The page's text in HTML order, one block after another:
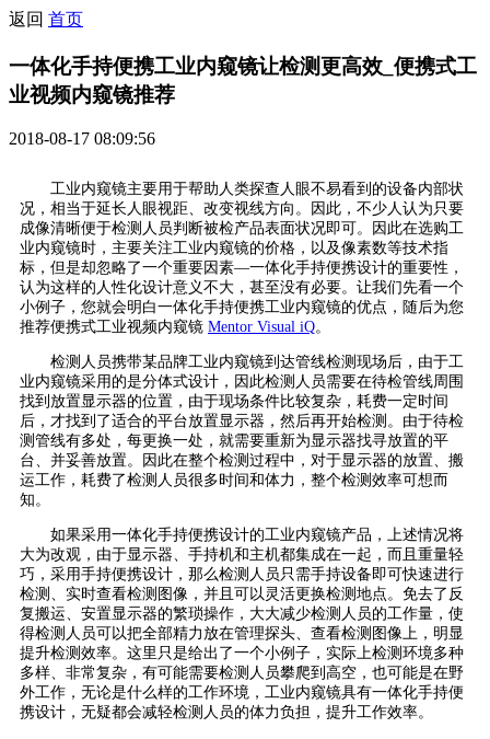
返回 首页
一体化手持便携工业内窥镜让检测更高效_便携式工
业视频内窥镜推荐
2018-08-17 08:09:56
工业内窥镜主要用于帮助人类探查人眼不易看到的设备内部状
况，相当于延长人眼视距、改变视线方向。因此，不少人认为只要
成像清晰便于检测人员判断被检产品表面状况即可。因此在选购工
业内窥镜时，主要关注工业内窥镜的价格，以及像素数等技术指
标，但是却忽略了一个重要因素—一体化手持便携设计的重要性，
认为这样的人性化设计意义不大，甚至没有必要。让我们先看一个
小例子，您就会明白一体化手持便携工业内窥镜的优点，随后为您
推荐便携式工业视频内窥镜 Mentor Visual iQ。
检测人员携带某品牌工业内窥镜到达管线检测现场后，由于工
业内窥镜采用的是分体式设计，因此检测人员需要在待检管线周围
找到放置显示器的位置，由于现场条件比较复杂，耗费一定时间
后，才找到了适合的平台放置显示器，然后再开始检测。由于待检
测管线有多处，每更换一处，就需要重新为显示器找寻放置的平
台、并妥善放置。因此在整个检测过程中，对于显示器的放置、搬
运工作，耗费了检测人员很多时间和体力，整个检测效率可想而
知。
如果采用一体化手持便携设计的工业内窥镜产品，上述情况将
大为改观，由于显示器、手持机和主机都集成在一起，而且重量轻
巧，采用手持便携设计，那么检测人员只需手持设备即可快速进行
检测、实时查看检测图像，并且可以灵活更换检测地点。免去了反
复搬运、安置显示器的繁琐操作，大大减少检测人员的工作量，使
得检测人员可以把全部精力放在管理探头、查看检测图像上，明显
提升检测效率。这里只是给出了一个小例子，实际上检测环境多种
多样、非常复杂，有可能需要检测人员攀爬到高空，也可能是在野
外工作，无论是什么样的工作环境，工业内窥镜具有一体化手持便
携设计，无疑都会减轻检测人员的体力负担，提升工作效率。